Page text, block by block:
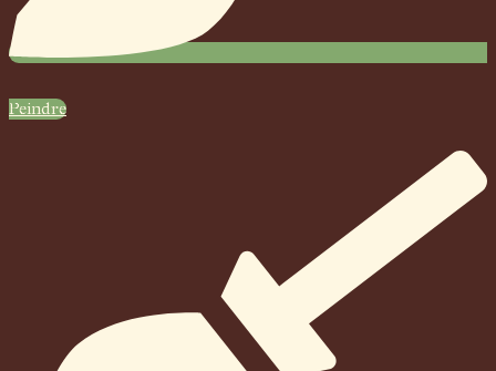
Peindre